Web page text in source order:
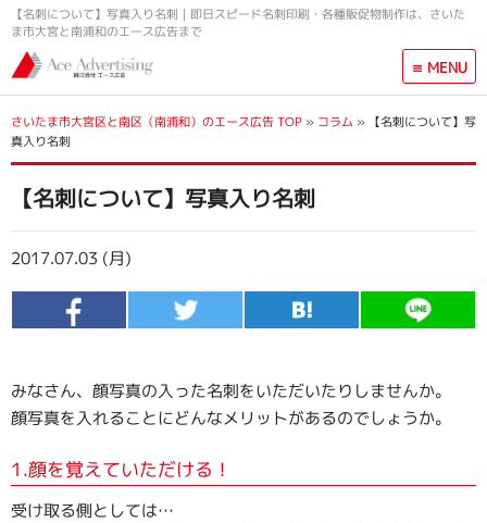
【名刺について】写真入り名刺｜即日スピード名刺印刷・各種販促物制作は、さいた
ま市大宮と南浦和のエース広告まで
≡ MENU
ホーム
サービス一覧
- 名刺デザイン作成・印刷
- ハガキ・ポストカード印刷
- ポスター・大判印刷
- カレンダー
- ポスティングチラシ
さいたま市大宮区と南区（南浦和）のエース広告 TOP » コラム » 【名刺について】写
真入り名刺
【名刺について】写真入り名刺
2017.07.03 (月)
みなさん、顔写真の入った名刺をいただいたりしませんか。
顔写真を入れることにどんなメリットがあるのでしょうか。
1.顔を覚えていただける！
受け取る側としては…